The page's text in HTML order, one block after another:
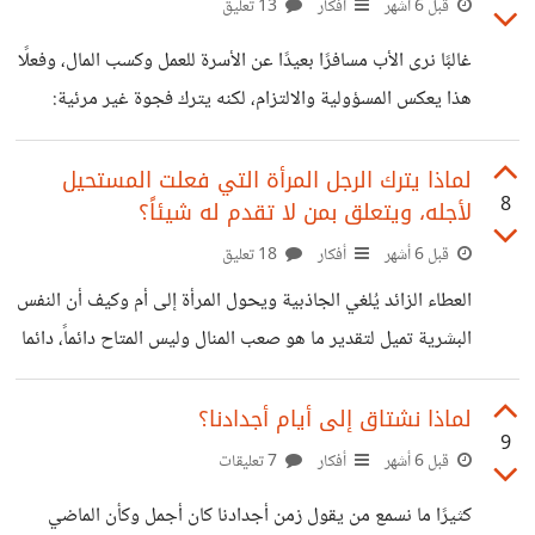
يوم وتحديد فترات الراحة الا أن الالتزام به أمر صعب وأحيانا
نقول سوف أبدأ من غدا وتتسارع الأيام ونصبح على عتبة
الامتحانات وتغلب العشوائية على تصرفاتنا ومذاكراتنا
قبل 6 أشهر أفكار
غالبًا نرى الأب مسافرًا بعيدًا عن الأسرة للعمل وكسب المال، وفعلًا
هذا يعكس المسؤولية والالتزام، لكنه يترك فجوة غير مرئية:
الأطفال ينشؤون بلا حضوره اليومي، الأم تتحمل العبء النفسي
والعاطفي، وربما الأب نفسه يشعر بالاغتراب عن بيته رغم كسب
الراتب ،دور الاب ليس فقط أن يغطى الاحتياجات المادية للأسرة
لكن وجوده شرط أساسى فى تربية الابناء أن يشعر بهم
وبالمشكلات التى تواجههم حتى فى المهام اليومية للأسره
يصطحب ابنه للجامع لأداء الصلوات ويذهب معه للتمارين
8
لماذا يترك الرجل المرأة التي فعلت المستحيل
لأجله، ويتعلق بمن لا تقدم له شيئاً؟
قبل 6 أشهر أفكار
العطاء الزائد يُلغي الجاذبية ويحول المرأة إلى أم وكيف أن النفس
البشرية تميل لتقدير ما هو صعب المنال وليس المتاح دائماً، دائما
المرأة فى بداية الزواج وأحيانا فى فترة الخطوبة وتتحمل كافة
المسئوليات والمهام وأحيانا تقف مع العمال أثناء تأسيس الشقة
وبعد الزواج بعض الزوجات تترك عملها لتتفرغ لتربية الأبناء
9
لماذا نشتاق إلى أيام أجدادنا؟
قبل 6 أشهر أفكار
كثيرًا ما نسمع من يقول زمن أجدادنا كان أجمل وكأن الماضي